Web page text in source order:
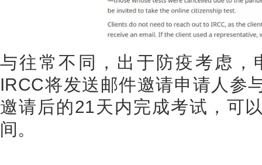
与往常不同，出于防疫考虑
IRCC将发送邮件邀请申请人参
邀请后的21天内完成考试，可
间。